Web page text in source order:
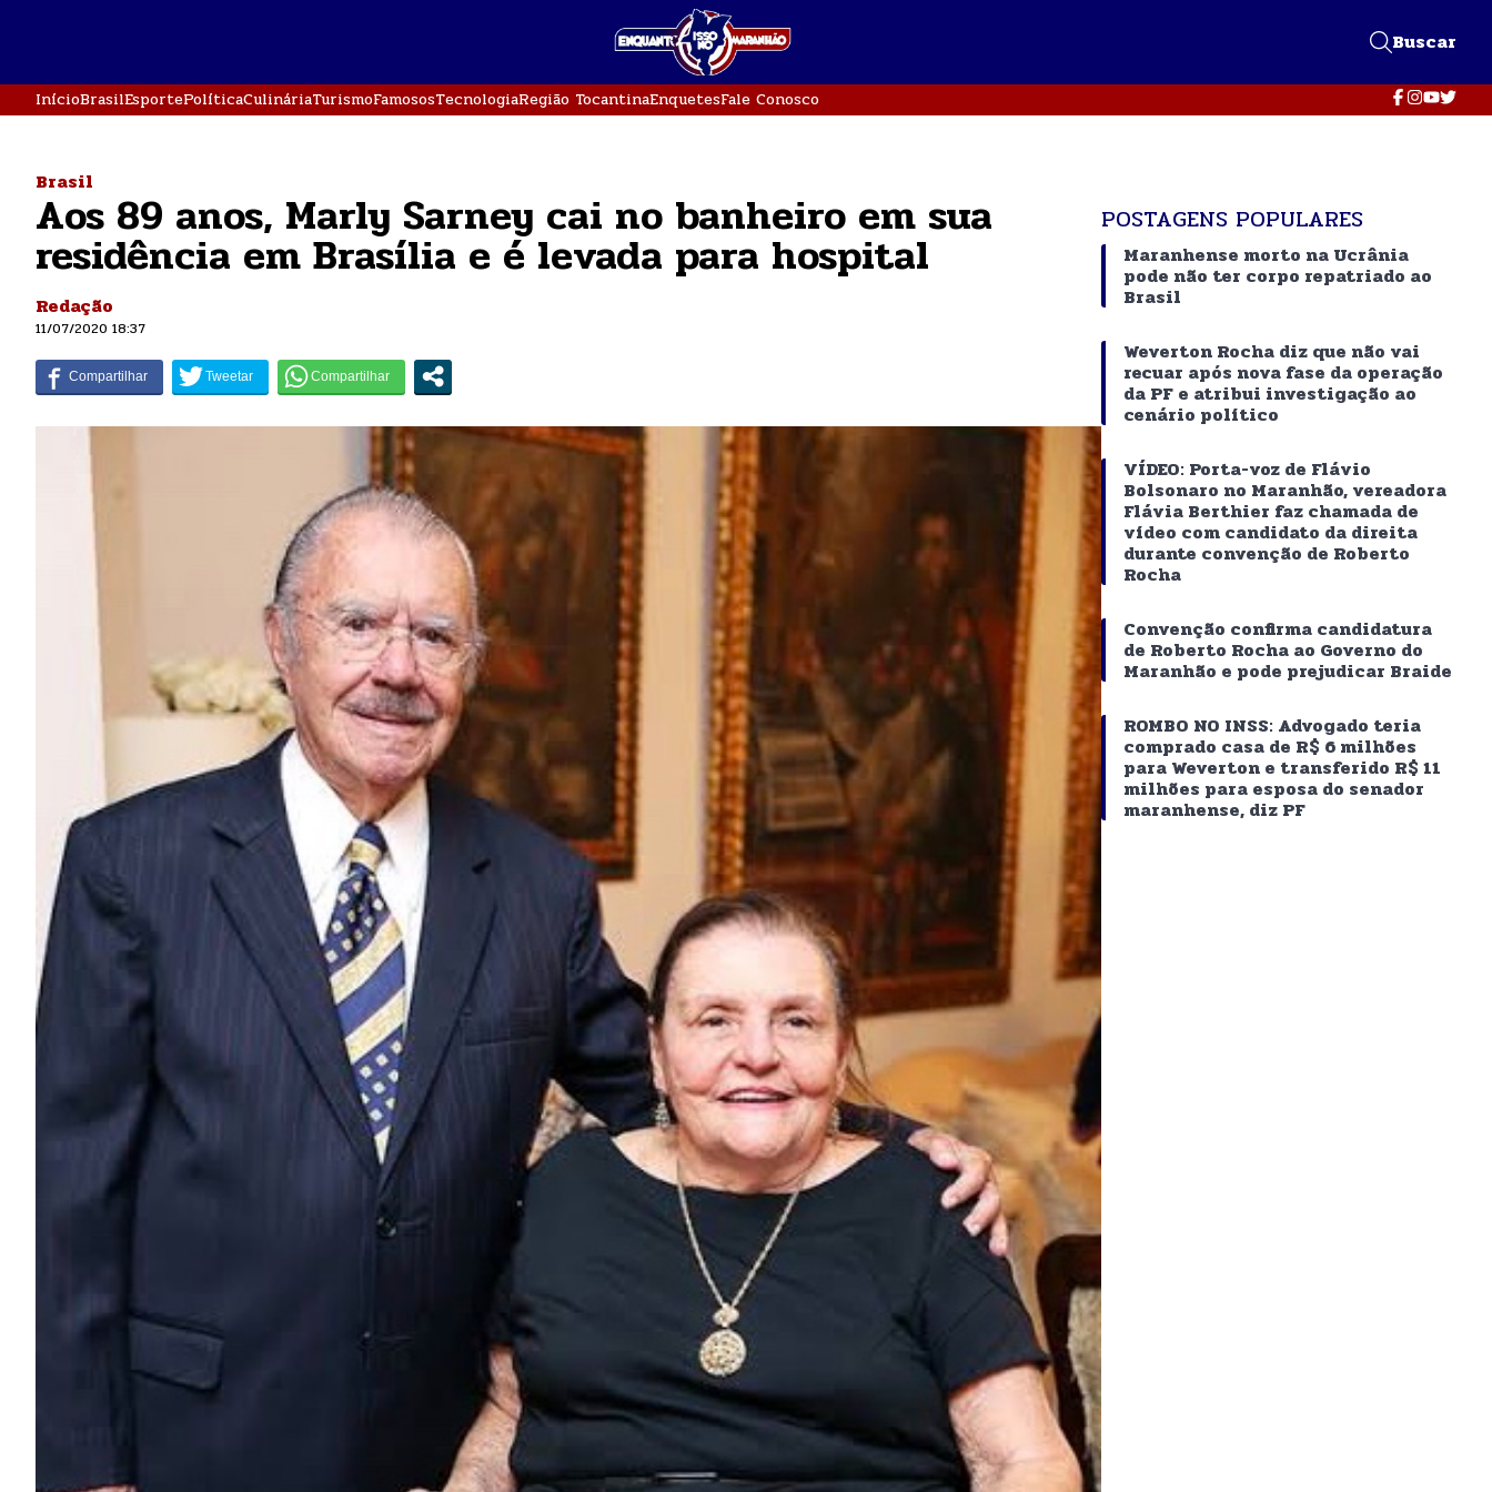
Buscar
InícioBrasilEsportePolíticaCulináriaTurismoFamososTecnologiaRegião TocantinaEnquetesFale Conosco
Brasil
Aos 89 anos, Marly Sarney cai no banheiro em sua
residência em Brasília e é levada para hospital
Redação
11/07/2020 18:37
POSTAGENS POPULARES
Maranhense morto na Ucrânia
pode não ter corpo repatriado ao
Brasil
Weverton Rocha diz que não vai
recuar após nova fase da operação
da PF e atribui investigação ao
cenário político
VÍDEO: Porta-voz de Flávio
Bolsonaro no Maranhão, vereadora
Flávia Berthier faz chamada de
vídeo com candidato da direita
durante convenção de Roberto
Rocha
Convenção confirma candidatura
de Roberto Rocha ao Governo do
Maranhão e pode prejudicar Braide
ROMBO NO INSS: Advogado teria
comprado casa de R$ 6 milhões
para Weverton e transferido R$ 11
milhões para esposa do senador
maranhense, diz PF